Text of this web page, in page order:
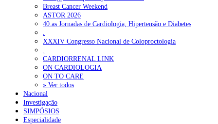
Breast Cancer Weekend
ASTOR 2026
40.as Jornadas de Cardiologia, Hipertensão e Diabetes
XXXIV Congresso Nacional de Coloproctologia
CARDIORRENAL LINK
ON CARDIOLOGIA
ON TO CARE
» Ver todos
Nacional
Investigação
SIMPÓSIOS
Especialidade